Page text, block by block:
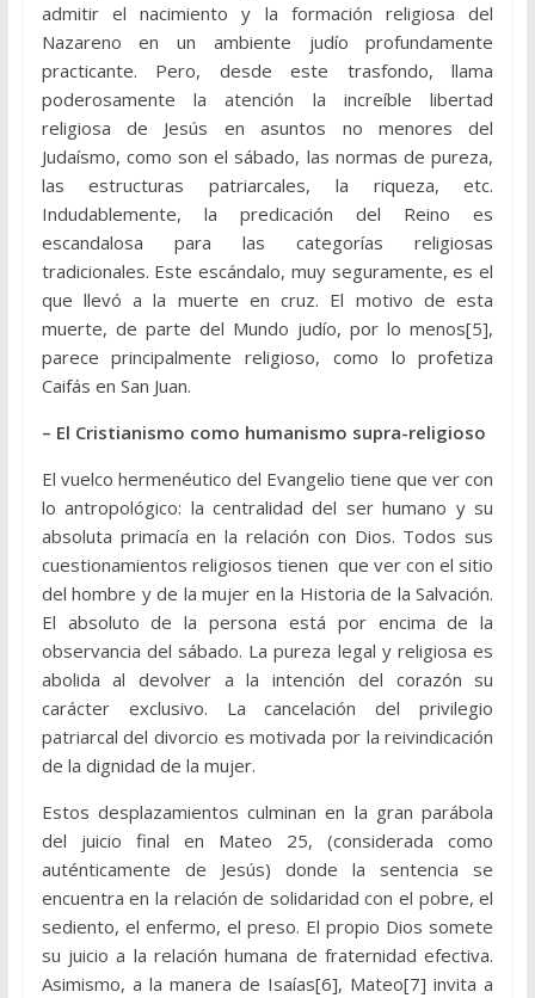
admitir el nacimiento y la formación religiosa del
Nazareno en un ambiente judío profundamente
practicante. Pero, desde este trasfondo, llama
poderosamente la atención la increíble libertad
religiosa de Jesús en asuntos no menores del
Judaísmo, como son el sábado, las normas de pureza,
las estructuras patriarcales, la riqueza, etc.
Indudablemente, la predicación del Reino es
escandalosa para las categorías religiosas
tradicionales. Este escándalo, muy seguramente, es el
que llevó a la muerte en cruz. El motivo de esta
muerte, de parte del Mundo judío, por lo menos[5],
parece principalmente religioso, como lo profetiza
Caifás en San Juan.
– El Cristianismo como humanismo supra-religioso
El vuelco hermenéutico del Evangelio tiene que ver con
lo antropológico: la centralidad del ser humano y su
absoluta primacía en la relación con Dios. Todos sus
cuestionamientos religiosos tienen que ver con el sitio
del hombre y de la mujer en la Historia de la Salvación.
El absoluto de la persona está por encima de la
observancia del sábado. La pureza legal y religiosa es
abolida al devolver a la intención del corazón su
carácter exclusivo. La cancelación del privilegio
patriarcal del divorcio es motivada por la reivindicación
de la dignidad de la mujer.
Estos desplazamientos culminan en la gran parábola
del juicio final en Mateo 25, (considerada como
auténticamente de Jesús) donde la sentencia se
encuentra en la relación de solidaridad con el pobre, el
sediento, el enfermo, el preso. El propio Dios somete
su juicio a la relación humana de fraternidad efectiva.
Asimismo, a la manera de Isaías[6], Mateo[7] invita a